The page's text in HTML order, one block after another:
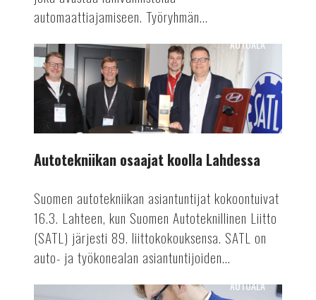
automaattiajamiseen. Työryhmän...
Autotekniikan
osaajat
koolla
Lahdessa
AUTOALA
Autotekniikan osaajat koolla Lahdessa
Suomen autotekniikan asiantuntijat kokoontuivat
16.3. Lahteen, kun Suomen Autoteknillinen Liitto
(SATL) järjesti 89. liittokokouksensa. SATL on
auto- ja työkonealan asiantuntijoiden...
AUTOALA